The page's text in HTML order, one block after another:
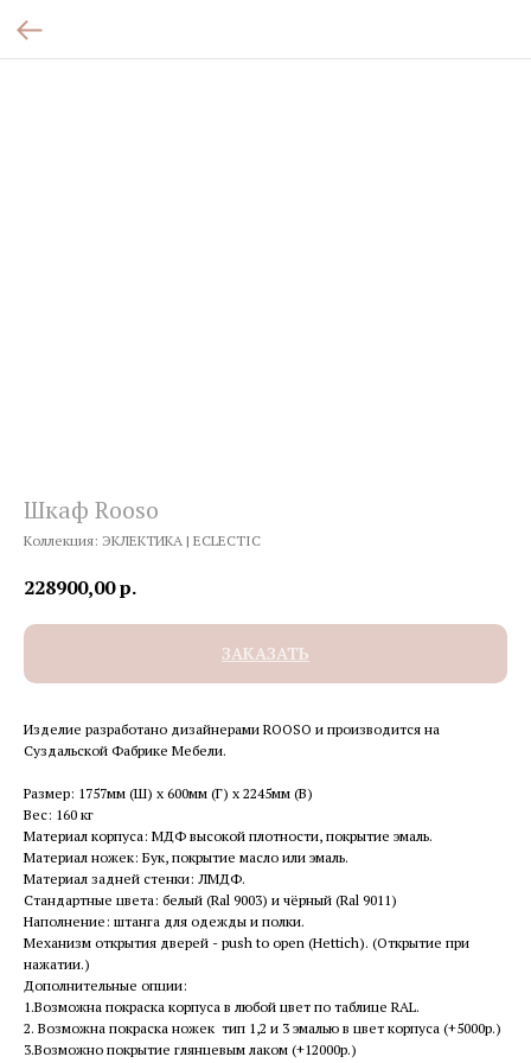
Шкаф Rooso
Коллекция: ЭКЛЕКТИКА | ECLECTIC
228900,00р.
ЗАКАЗАТЬ
Изделие разработано дизайнерами ROOSO и производится на
Суздальской Фабрике Мебели.
Размер: 1757мм (Ш) x 600мм (Г) x 2245мм (В)
Вес: 160 кг
Материал корпуса: МДФ высокой плотности, покрытие эмаль.
Материал ножек: Бук, покрытие масло или эмаль.
Материал задней стенки: ЛМДФ.
Стандартные цвета: белый (Ral 9003) и чёрный (Ral 9011)
Наполнение: штанга для одежды и полки.
Механизм открытия дверей - push to open (Hettich). (Открытие при
нажатии.)
Дополнительные опции:
1.Возможна покраска корпуса в любой цвет по таблице RAL.
2. Возможна покраска ножек тип 1,2 и 3 эмалью в цвет корпуса (+5000р.)
3.Возможно покрытие глянцевым лаком (+12000р.)